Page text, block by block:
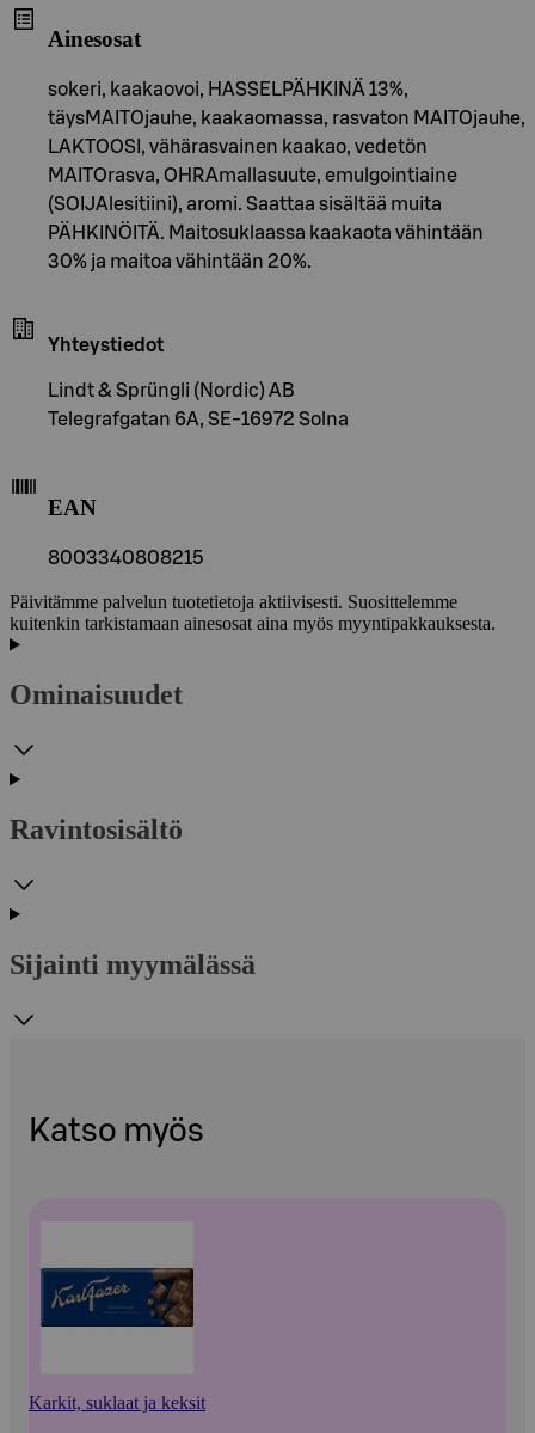
Ainesosat
sokeri, kaakaovoi, HASSELPÄHKINÄ 13%,
täysMAITOjauhe, kaakaomassa, rasvaton MAITOjauhe,
LAKTOOSI, vähärasvainen kaakao, vedetön
MAITOrasva, OHRAmallasuute, emulgointiaine
(SOIJAlesitiini), aromi. Saattaa sisältää muita
PÄHKINÖITÄ. Maitosuklaassa kaakaota vähintään
30% ja maitoa vähintään 20%.
Yhteystiedot
Lindt & Sprüngli (Nordic) AB
Telegrafgatan 6A, SE-16972 Solna
EAN
8003340808215
Päivitämme palvelun tuotetietoja aktiivisesti. Suosittelemme
kuitenkin tarkistamaan ainesosat aina myös myyntipakkauksesta.
Ominaisuudet
Ravintosisältö
Sijainti myymälässä
Katso myös
Karkit, suklaat ja keksit